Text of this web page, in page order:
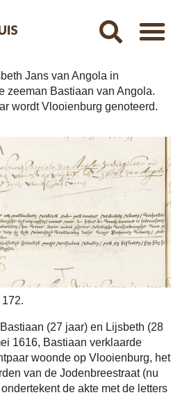
Jans van Angola in
zeeman Bastiaan van Angola.
wordt Vlooienburg genoteerd.
(27 jaar) en Lijsbeth (28
1616, Bastiaan verklaarde
woonde op Vlooienburg, het
van de Jodenbreestraat (nu
de akte met de letters